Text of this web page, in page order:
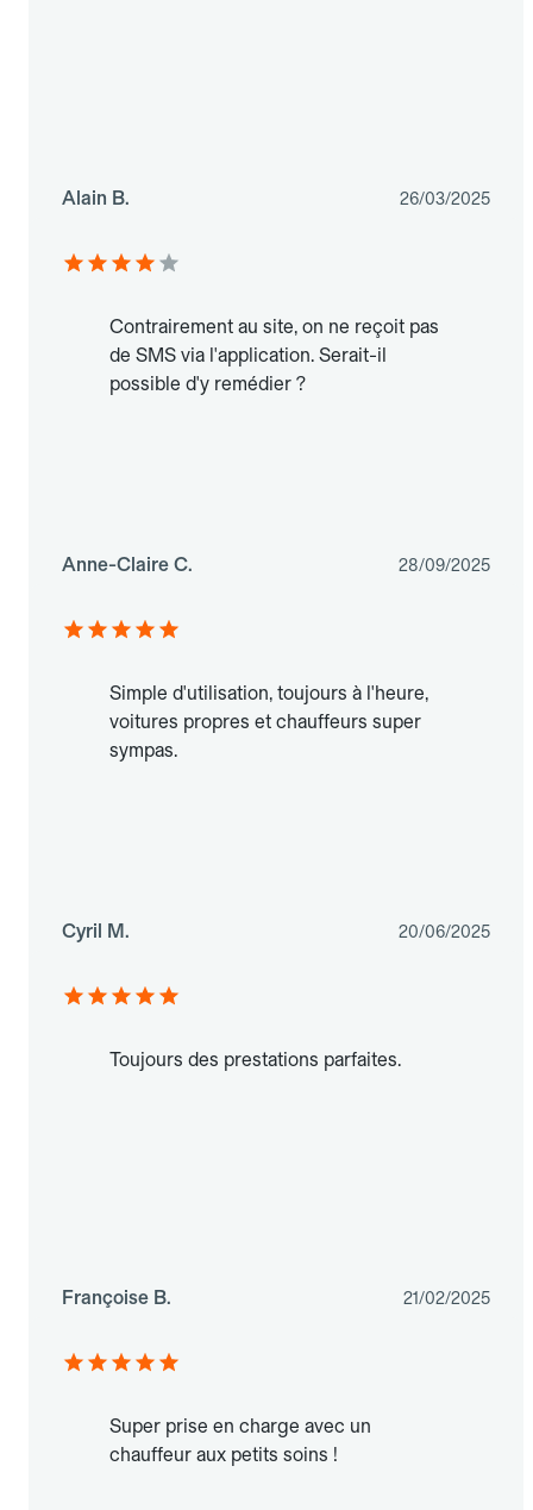
Alain B. 26/03/2025
Contrairement au site, on ne reçoit pas
de SMS via l'application. Serait-il
possible d'y remédier ?
Anne-Claire C. 28/09/2025
Simple d'utilisation, toujours à l'heure,
voitures propres et chauffeurs super
sympas.
Cyril M. 20/06/2025
Toujours des prestations parfaites.
Françoise B. 21/02/2025
Super prise en charge avec un
chauffeur aux petits soins !